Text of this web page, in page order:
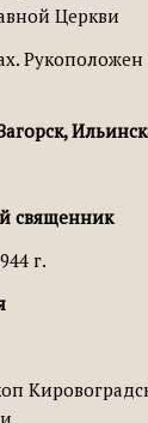
Церкви
священник
г.